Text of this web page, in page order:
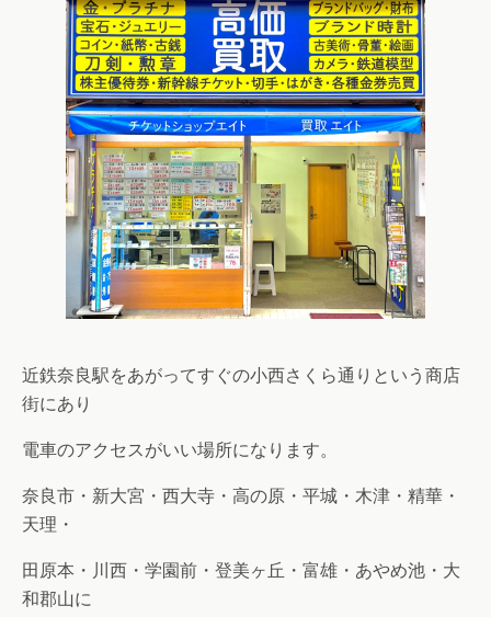
近鉄奈良駅をあがってすぐの小西さくら通りという商店
街にあり
電車のアクセスがいい場所になります。
奈良市・新大宮・西大寺・高の原・平城・木津・精華・
天理・
田原本・川西・学園前・登美ヶ丘・富雄・あやめ池・大
和郡山に